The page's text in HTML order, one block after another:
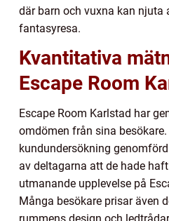
där barn och vuxna kan njuta
fantasyresa.
Kvantitativa
Escape Room
Escape Room Karlstad har
omdömen från sina besökare.
kundundersökning
av deltagarna att de hade
utmanande upplevelse på
Många besökare prisar även